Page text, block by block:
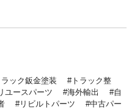
ック鈑金塗装
トラック整
ユースパーツ 海外輸出
自
リビルトパーツ
中古パー